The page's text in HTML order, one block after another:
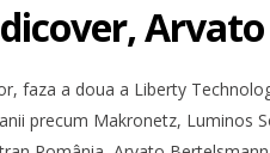
faza a doua a Liberty
precum Makronetz, Luminos